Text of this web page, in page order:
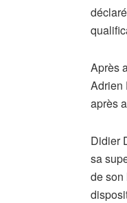
Après
Adrien
après
Didier
sa
de son